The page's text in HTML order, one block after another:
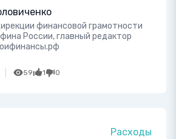
финансовой грамотности
России, главный редактор
59 1 0
Расходы